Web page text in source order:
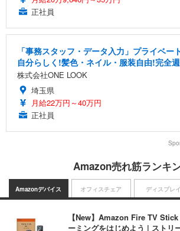
正社員
「事務スタッフ・データ入力」プライベー
自分らしく!髪色・ネイル・服装自由!完全
株式会社ONE LOOK
埼玉県
月給22万円～40万円
正社員
Amazon売れ筋ランキ
Amazonデバイス
【New】Amazon Fire TV
ーミングをはじめよう | ストリ
オフィスチェア ディスプレイ